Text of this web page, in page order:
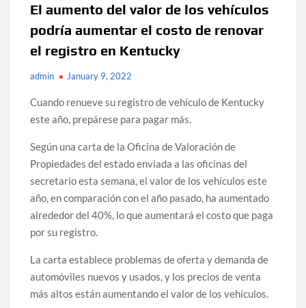
El aumento del valor de los vehículos
podría aumentar el costo de renovar
el registro en Kentucky
admin January 9, 2022
Cuando renueve su registro de vehículo de Kentucky
este año, prepárese para pagar más.
Según una carta de la Oficina de Valoración de
Propiedades del estado enviada a las oficinas del
secretario esta semana, el valor de los vehículos este
año, en comparación con el año pasado, ha aumentado
alrededor del 40%, lo que aumentará el costo que paga
por su registro.
La carta establece problemas de oferta y demanda de
automóviles nuevos y usados, y los precios de venta
más altos están aumentando el valor de los vehículos.